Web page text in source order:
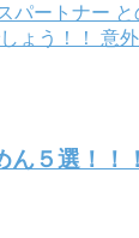
パートナー
ょう！！ 意
ん５選！！！